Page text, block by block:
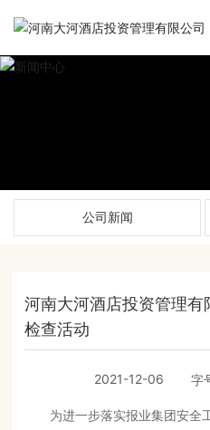
新闻中心
旗下项目
联系我们
公司新闻
河南大河酒店投资管理
检查活动
2021-12-06 字
为进一步落实报业集团安全